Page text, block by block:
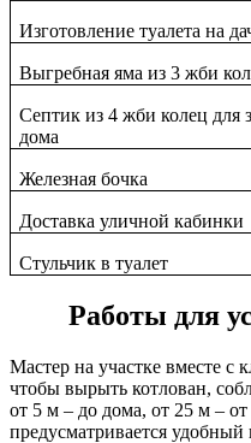
Изготовление туалета на
Выгребная яма из 3 жби
Септик из 4 жби колец для
дома
Железная бочка
Доставка уличной кабинки
Стульчик в туалет
Работы для
Мастер на участке вместе с
чтобы вырыть котлован,
от 5 м – до дома, от 25 м –
предусматривается удобный